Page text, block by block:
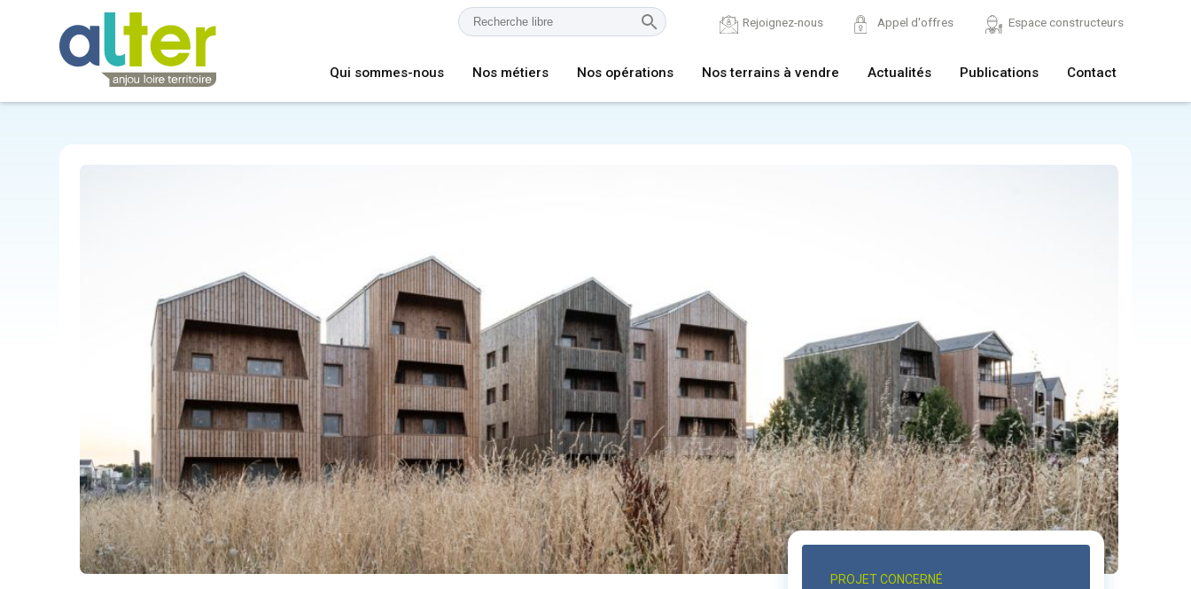
Rejoignez-nous Appel d'offres Espace constructeurs
Qui sommes-nous Nos métiers Nos opérations Nos terrains à vendre Actualités Publications Contact
PROJET CONCERNÉ